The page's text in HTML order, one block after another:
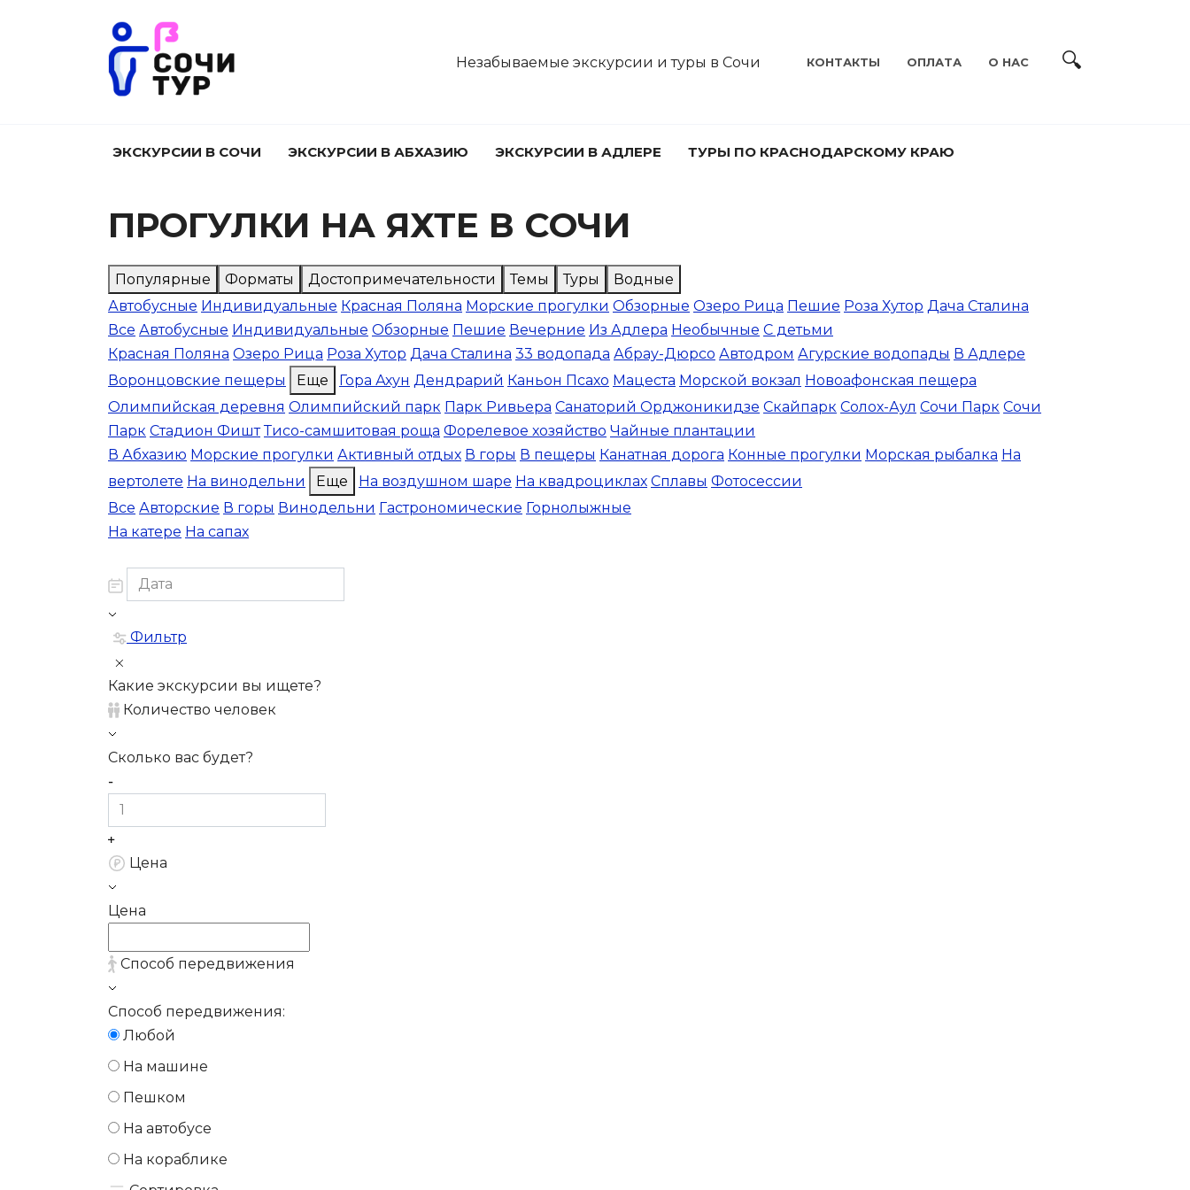
Незабываемые экскурсии и туры в Сочи КОНТАКТЫ ОПЛАТА О НАС
ЭКСКУРСИИ В СОЧИ ЭКСКУРСИИ В АБХАЗИЮ ЭКСКУРСИИ В АДЛЕРЕ ТУРЫ ПО КРАСНОДАРСКОМУ КРАЮ
ПРОГУЛКИ НА ЯХТЕ В СОЧИ
Популярные Форматы Достопримечательности Темы Туры
Водные
Автобусные Индивидуальные Красная Поляна Морские прогулки Обзорные Озеро Рица Пешие Роза Хутор Дача Сталина
Все Автобусные Индивидуальные Обзорные Пешие Вечерние Из Адлера Необычные С детьми
Красная Поляна Озеро Рица Роза Хутор Дача Сталина 33 водопада Абрау-Дюрсо Автодром Агурские водопады В Адлере
Воронцовские пещеры
Еще Гора Ахун Дендрарий Каньон Псахо Мацеста Морской вокзал Новоафонская пещера
Олимпийская деревня Олимпийский парк Парк Ривьера Санаторий Орджоникидзе Скайпарк Солох-Аул Сочи Парк Сочи
Парк Стадион Фишт Тисо-самшитовая роща Форелевое хозяйство Чайные плантации
В Абхазию Морские прогулки Активный отдых В горы В пещеры Канатная дорога Конные прогулки Морская рыбалка На
вертолете На винодельни Еще На воздушном шаре На квадроциклах Сплавы Фотосессии
Все Авторские В горы Винодельни Гастрономические Горнолыжные
На катере На сапах
Фильтр
Какие экскурсии вы ищете?
Количество человек
Сколько вас будет?
Цена
Цена
Способ передвижения
Способ передвижения:
Любой
На машине
Пешком
На автобусе
На кораблике